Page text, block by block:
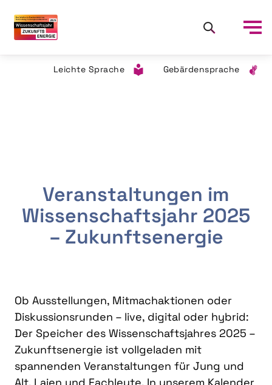
Leichte Sprache Gebärdensprache
Veranstaltungen im
Wissenschaftsjahr 2025
– Zukunftsenergie
Ob Ausstellungen, Mitmachaktionen oder
Diskussionsrunden – live, digital oder hybrid:
Der Speicher des Wissenschaftsjahres 2025 –
Zukunftsenergie ist vollgeladen mit
spannenden Veranstaltungen für Jung und